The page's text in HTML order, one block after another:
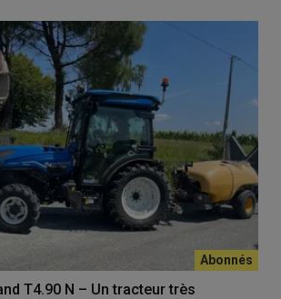
T4.90 N – Un tracteur très